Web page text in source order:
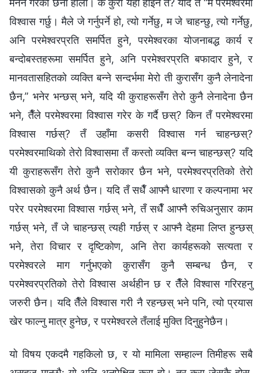
विश्‍वास गर्छु। मैले जे गर्नुपर्ने हो, त्यो गर्नेछु, म जे चाहन्छु, त्यो गर्नेछु,
अनि परमेश्‍वरप्रति समर्पित हुने, परमेश्‍वरका योजनाबद्ध कार्य र
बन्दोबस्तहरूमा समर्पित हुने, अनि परमेश्‍वरप्रति बफादार हुने, र
मानवतासहितको व्यक्ति बन्ने सन्दर्भमा मेरो ती कुरासँग कुनै लेनादेना
छैन,” भनेर भन्छस् भने, यदि यी कुराहरूसँग तेरो कुनै लेनादेना छैन
भने, तैँले परमेश्‍वरमा विश्‍वास गरेर के गर्दै छस्? किन तँ परमेश्‍वरमा
विश्‍वास गर्छस्? तँ उहाँमा कसरी विश्‍वास गर्न चाहन्छस्?
परमेश्‍वरमाथिको तेरो विश्‍वासमा तँ कस्तो व्यक्ति बन्‍न चाहन्छस्? यदि
यी कुराहरूसँग तेरो कुनै सरोकार छैन भने, परमेश्‍वरप्रतिको तेरो
विश्‍वासको कुनै अर्थ छैन। यदि तँ सधैँ आफ्नै धारणा र कल्पनामा भर
परेर परमेश्‍वरमा विश्‍वास गर्छस् भने, तँ सधैँ आफ्नै रुचिअनुसार काम
गर्छस् भने, तँ जे चाहन्छस् त्यही गर्छस् र आफ्नै देहमा लिप्त हुन्छस्
भने, तेरा विचार र दृष्टिकोण, अनि तेरा कार्यहरूको सत्यता र
परमेश्‍वरले माग गर्नुभएको कुरासँग कुनै सम्बन्ध छैन, र
परमेश्‍वरप्रतिको तेरो विश्‍वास अर्थहीन छ र तैँले विश्‍वास गरिरहनु
जरुरी छैन। यदि तैँले विश्‍वास गरी नै रहन्छस् भने पनि, त्यो प्रयास
खेर फाल्नु मात्र हुनेछ, र परमेश्‍वरले तँलाई मुक्ति दिनुहुनेछैन।
यो विषय एकदमै गहकिलो छ, र यो मामिला सम्हाल्न तिमीहरू सबै